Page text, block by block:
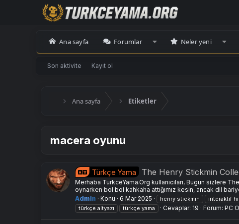
Ana sayfa Forumlar Neler yeni
Son aktivite Kayıt ol
Ana sayfa Etiketler
macera oyunu
Türkçe Yama The Henry Stickmin
Merhaba TurkceYama.Org kullanıcıları, Bugün sizlere
oynarken bol bol kahkaha attığımız kesin, ancak dil
Admin
Konu 6 Mar 2025 henry stickmin interaktif
türkçe altyazı
türkçe yama Cevaplar: 19 Forum: PC